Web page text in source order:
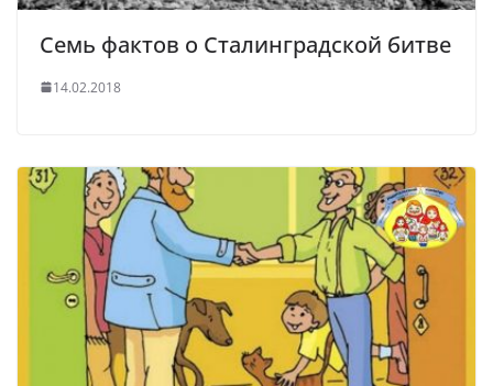
Семь фактов о Сталинградской битве
14.02.2018